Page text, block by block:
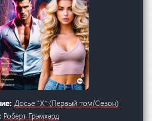
Досье “Х” (Первый том/Сезон)
Роберт Грэмхард